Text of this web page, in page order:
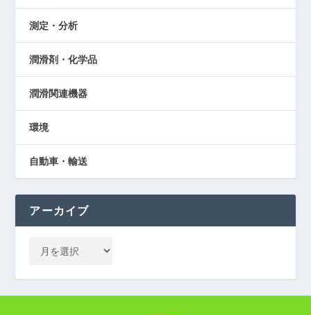
測定・分析
潤滑剤・化学品
潤滑関連機器
環境
自動車・輸送
アーカイブ